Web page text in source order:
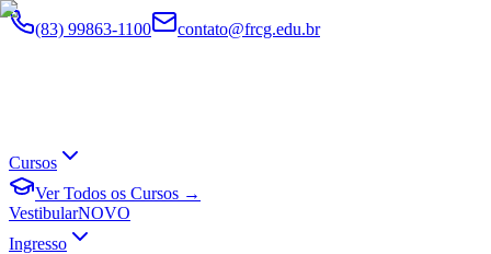
(83) 99863-1100 contato@frcg.edu.br
Cursos
Ver Todos os Cursos →
VestibularNOVO
Ingresso